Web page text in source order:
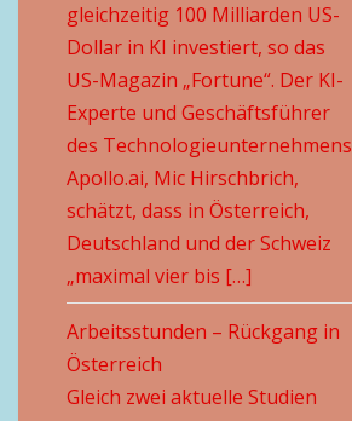
gleichzeitig 100 Milliarden US-
Dollar in KI investiert, so das
US-Magazin „Fortune“. Der KI-
Experte und Geschäftsführer
des Technologieunternehmens
Apollo.ai, Mic Hirschbrich,
schätzt, dass in Österreich,
Deutschland und der Schweiz
„maximal vier bis […]
Arbeitsstunden – Rückgang in
Österreich
Gleich zwei aktuelle Studien